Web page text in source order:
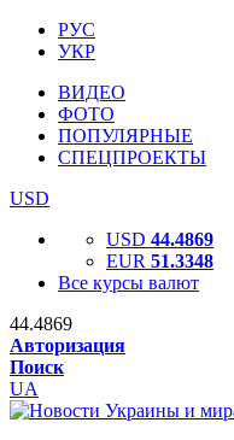
РУС
УКР
ВИДЕО
ФОТО
ПОПУЛЯРНЫЕ
СПЕЦПРОЕКТЫ
USD
USD 44.4869
EUR 51.3348
Все курсы валют
44.4869
Авторизация
Поиск
UA